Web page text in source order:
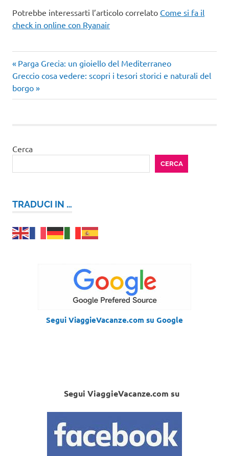
Potrebbe interessarti l’articolo correlato Come si fa il
check in online con Ryanair
Navigazione
articoli
Articolo
precedente:
Parga Grecia: un gioiello del Mediterraneo
Articolo
successivo:
Greccio cosa vedere: scopri i tesori storici e naturali del
borgo
Cerca
CERCA
TRADUCI IN …
Segui ViaggieVacanze.com su Google
Segui ViaggieVacanze.com su